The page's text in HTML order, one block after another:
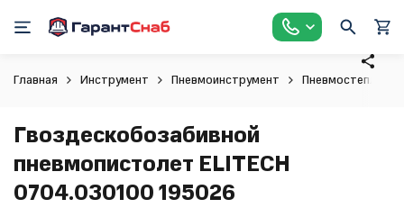
Главная Инструмент Пневмоинструмент Пневмостеплеры
Гвоздескобозабивной
пневмопистолет ELITECH
0704.030100 195026